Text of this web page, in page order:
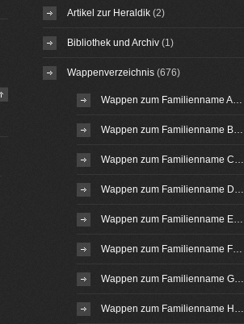
Artikel zur Heraldik(2)
Bibliothek und Archiv(1)
Wappenverzeichnis(676)
Wappen zum Familienname A…
Wappen zum Familienname B…
Wappen zum Familienname C…
Wappen zum Familienname D…
Wappen zum Familienname E…
Wappen zum Familienname F…
Wappen zum Familienname G…
Wappen zum Familienname H…